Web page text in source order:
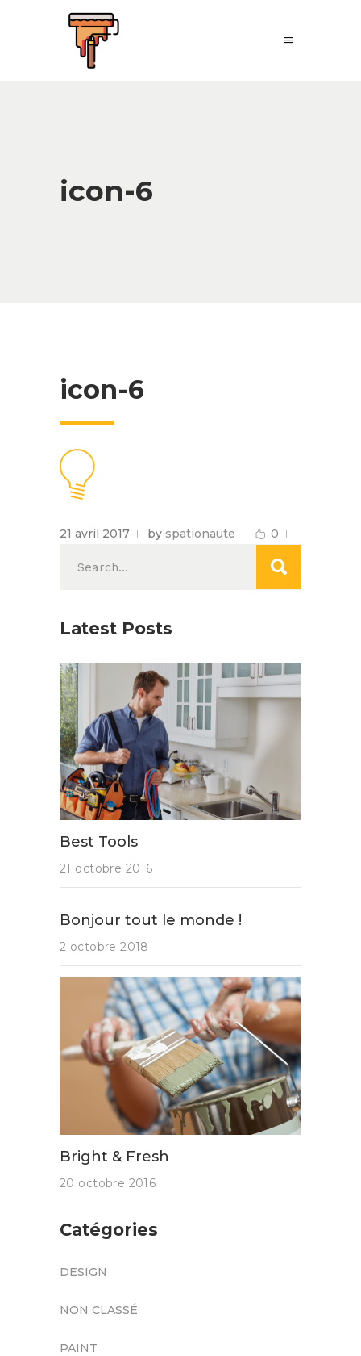
icon-6
icon-6
21 avril 2017 by spationaute
0
for:
Latest Posts
Best Tools
21 octobre 2016
Bonjour tout le monde !
2 octobre 2018
Bright & Fresh
20 octobre 2016
Catégories
DESIGN
NON CLASSÉ
PAINT